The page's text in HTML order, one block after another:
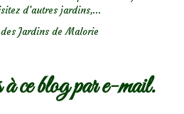
d’autres jardins,...
Jardins de Malorie
ce blog par e-mail.